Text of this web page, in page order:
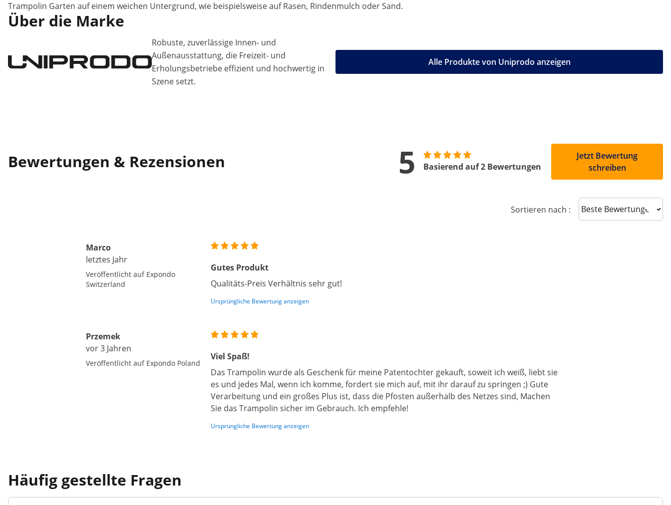
Trampolin Garten auf einem weichen Untergrund, wie beispielsweise auf Rasen, Rindenmulch oder Sand.
Über die Marke
Robuste, zuverlässige Innen- und
Außenausstattung, die Freizeit- und
Erholungsbetriebe effizient und hochwertig in
Szene setzt.
Alle Produkte von Uniprodo anzeigen
Bewertungen & Rezensionen 5 Basierend auf 2 Bewertungen
Jetzt Bewertung
schreiben
Sortieren nach : Sort reviews
Marco
letztes Jahr
Veröffentlicht auf Expondo
Switzerland
Gutes Produkt
Qualitäts-Preis Verhältnis sehr gut!
Ursprüngliche Bewertung anzeigen
Przemek
vor 3 Jahren
Veröffentlicht auf Expondo Poland
Viel Spaß!
Das Trampolin wurde als Geschenk für meine Patentochter gekauft, soweit ich weiß, liebt sie
es und jedes Mal, wenn ich komme, fordert sie mich auf, mit ihr darauf zu springen ;) Gute
Verarbeitung und ein großes Plus ist, dass die Pfosten außerhalb des Netzes sind, Machen
Sie das Trampolin sicher im Gebrauch. Ich empfehle!
Ursprüngliche Bewertung anzeigen
Häufig gestellte Fragen